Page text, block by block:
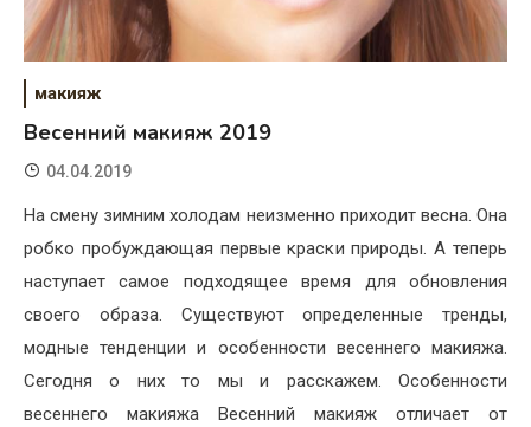
Недвижимость
макияж
Весенний макияж 2019
04.04.2019
На смену зимним холодам неизменно приходит весна. Она
робко пробуждающая первые краски природы. А теперь
наступает самое подходящее время для обновления
своего образа. Существуют определенные тренды,
модные тенденции и особенности весеннего макияжа.
Сегодня о них то мы и расскажем. Особенности
весеннего макияжа Весенний макияж отличает от